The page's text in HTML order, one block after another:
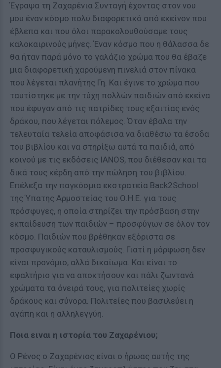
Έγραψα τη Ζαχαρένια Συνταγή έχοντας στον νου
μου έναν κόσμο πολύ διαφορετικό από εκείνον που
έβλεπα και που όλοι παρακολουθούσαμε τους
καλοκαιρινούς μήνες. Έναν κόσμο που η θάλασσα δε
θα ήταν παρά μόνο το γαλάζιο χρώμα που θα έβαζε
μια διαφορετική χαρούμενη πινελιά στον πίνακα
που λέγεται πλανήτης Γη. Και έγινε το χρώμα που
ταυτίστηκε με την τύχη πολλών παιδιών από εκείνα
που έφυγαν από τις πατρίδες τους εξαιτίας ενός
δράκου, που λέγεται πόλεμος. Όταν έβαλα την
τελευταία τελεία αποφάσισα να διαθέσω τα έσοδα
του βιβλίου και να στηρίξω αυτά τα παιδιά, από
κοινού με τις εκδόσεις IANOS, που διέθεσαν και τα
δικά τους κέρδη από την πώληση του βιβλίου.
Επέλεξα την παγκόσμια εκστρατεία Back2School
της Ύπατης Αρμοστείας του Ο.Η.Ε. για τους
πρόσφυγες, η οποία στηρίζει την πρόσβαση στην
εκπαίδευση των παιδιών – προσφύγων σε όλον τον
κόσμο. Παιδιών που βρέθηκαν εξόριστα σε
προσφυγικούς καταυλισμούς. Γιατί η μόρφωση δεν
είναι προνόμιο, αλλά δικαίωμα. Και είναι το
εφαλτήριο για να αποκτήσουν και πάλι ζωντανά
χρώματα τα όνειρά τους, για πολιτείες χωρίς
δράκους και σύνορα. Πολιτείες που βασιλεύει η
αγάπη και η αλληλεγγύη.
Ποια ειναι η ιστορία του Ζαχαρένιου;
Ο Ρένος ο Ζαχαρένιος είναι ο ήρωας αυτής της